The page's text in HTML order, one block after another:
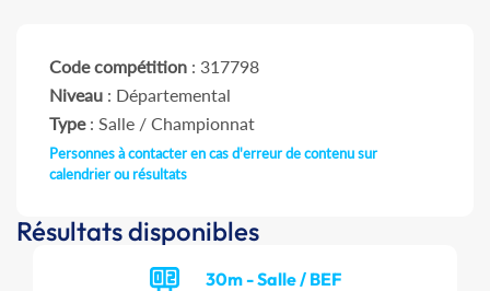
Code compétition : 317798
Niveau : Départemental
Type: Salle / Championnat
Personnes à contacter en cas d'erreur de contenu sur
calendrier ou résultats
Résultats disponibles
30m - Salle / BEF